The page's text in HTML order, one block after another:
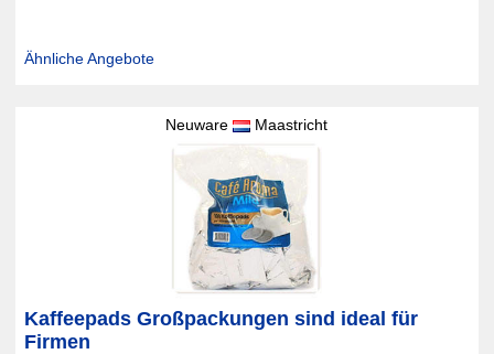
Ähnliche Angebote
Neuware Maastricht
Kaffeepads Großpackungen sind ideal für
Firmen